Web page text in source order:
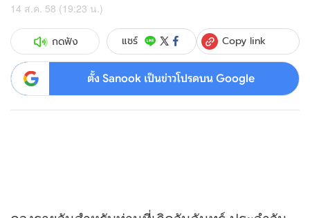
14 ส.ค. 58 (19:23 น.)
กดฟัง แชร์ Copy link
ตั้ง Sanook เป็นข่าวโปรดบน Google